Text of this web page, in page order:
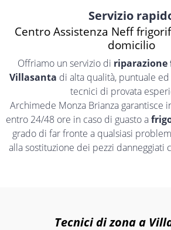
Servizio
Centro Assistenza Neff
domicilio
Offriamo un servizio di riparazione
Villasanta di alta qualità, puntuale
tecnici di provata
Archimede Monza Brianza garantisce
entro 24/48 ore in caso di guasto a
grado di far fronte a qualsiasi
alla sostituzione dei pezzi danneggiati
Tecnici di zona a